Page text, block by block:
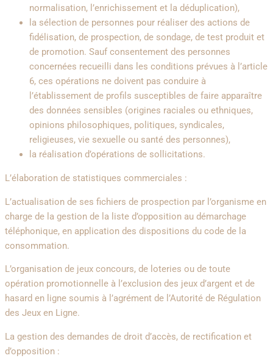
normalisation, l’enrichissement et la déduplication),
la sélection de personnes pour réaliser des actions de
fidélisation, de prospection, de sondage, de test produit et
de promotion. Sauf consentement des personnes
concernées recueilli dans les conditions prévues à l’article
6, ces opérations ne doivent pas conduire à
l’établissement de profils susceptibles de faire apparaître
des données sensibles (origines raciales ou ethniques,
opinions philosophiques, politiques, syndicales,
religieuses, vie sexuelle ou santé des personnes),
la réalisation d’opérations de sollicitations.
L’élaboration de statistiques commerciales :
L’actualisation de ses fichiers de prospection par l’organisme en
charge de la gestion de la liste d’opposition au démarchage
téléphonique, en application des dispositions du code de la
consommation.
L’organisation de jeux concours, de loteries ou de toute
opération promotionnelle à l’exclusion des jeux d’argent et de
hasard en ligne soumis à l’agrément de l’Autorité de Régulation
des Jeux en Ligne.
La gestion des demandes de droit d’accès, de rectification et
d’opposition :